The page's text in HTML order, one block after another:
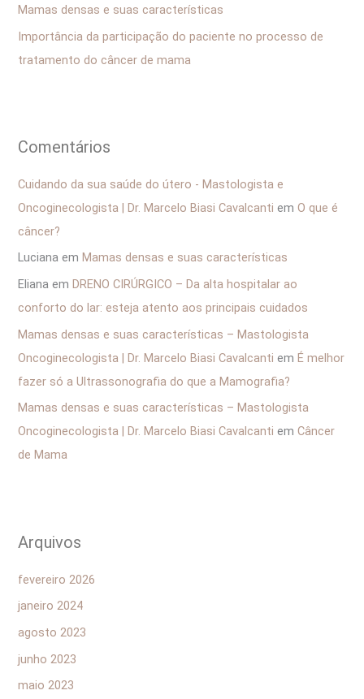
r
:
Mamas densas e suas características
Importância da participação do paciente no processo de
tratamento do câncer de mama
Comentários
Cuidando da sua saúde do útero - Mastologista e
Oncoginecologista | Dr. Marcelo Biasi Cavalcanti emO que é
câncer?
Luciana em Mamas densas e suas características
Eliana emDRENO CIRÚRGICO – Da alta hospitalar ao
conforto do lar: esteja atento aos principais cuidados
Mamas densas e suas características – Mastologista
Oncoginecologista | Dr. Marcelo Biasi Cavalcanti emÉ melhor
fazer só a Ultrassonografia do que a Mamografia?
Mamas densas e suas características – Mastologista
Oncoginecologista | Dr. Marcelo Biasi Cavalcanti emCâncer
de Mama
Arquivos
fevereiro 2026
janeiro 2024
agosto 2023
junho 2023
maio 2023